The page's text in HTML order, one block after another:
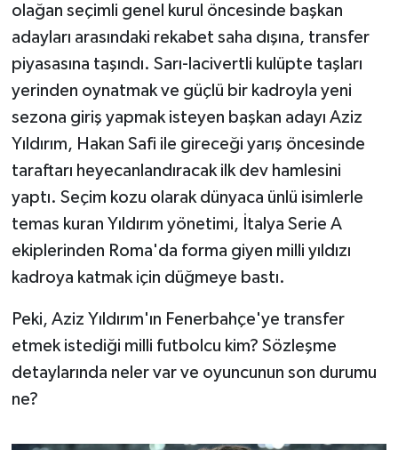
olağan seçimli genel kurul öncesinde başkan
adayları arasındaki rekabet saha dışına, transfer
piyasasına taşındı. Sarı-lacivertli kulüpte taşları
yerinden oynatmak ve güçlü bir kadroyla yeni
sezona giriş yapmak isteyen başkan adayı Aziz
Yıldırım, Hakan Safi ile gireceği yarış öncesinde
taraftarı heyecanlandıracak ilk dev hamlesini
yaptı. Seçim kozu olarak dünyaca ünlü isimlerle
temas kuran Yıldırım yönetimi, İtalya Serie A
ekiplerinden Roma'da forma giyen milli yıldızı
kadroya katmak için düğmeye bastı.
Peki, Aziz Yıldırım'ın Fenerbahçe'ye transfer
etmek istediği milli futbolcu kim? Sözleşme
detaylarında neler var ve oyuncunun son durumu
ne?
KÜLTÜR-SANAT
MANŞET
Manyas
OLAY
OTOMOTİV
SAĞLIK
SEYAHAT